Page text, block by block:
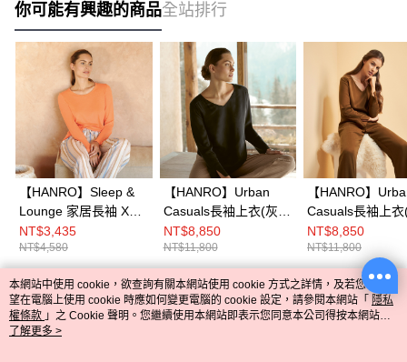
你可能有興趣的商品全站排行
【HANRO】Sleep &
Lounge 家居長袖 XS-
M (紅鶴橘)
NT$3,435
NT$4,580
【HANRO】Urban
Casuals長袖上衣(灰
黑)
NT$8,850
NT$11,800
【HANRO】
Casuals長袖上衣
棕)
NT$8,850
NT$11,800
熱門標籤
本網站中使用 cookie，欲查詢有關本網站使用 cookie 方式之詳情，及若您不希
望在電腦上使用 cookie 時應如何變更電腦的 cookie 設定，請參閱本網站「 隱私
權條款 」之 Cookie 聲明。您繼續使用本網站即表示您同意本公司得按本網站使
用條款之 Cookie 聲明使用 cookie。
了解更多 >